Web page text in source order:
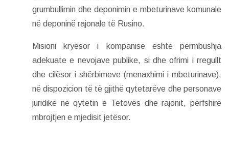
grumbullimin dhe deponimin e mbeturinave komunale
në deponinë rajonale të Rusino.
Misioni kryesor i kompanisë është përmbushja
adekuate e nevojave publike, si dhe ofrimi i rregullt
dhe cilësor i shërbimeve (menaxhimi i mbeturinave),
në dispozicion të të gjithë qytetarëve dhe personave
juridikë në qytetin e Tetovës dhe rajonit, përfshirë
mbrojtjen e mjedisit jetësor.